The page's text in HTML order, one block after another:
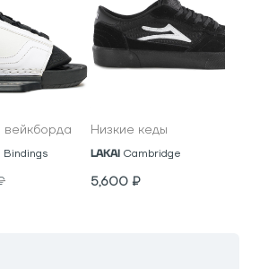
вейкборда
Bindings
Низкие кеды
LAKAI Cambridge
5,600 ₽